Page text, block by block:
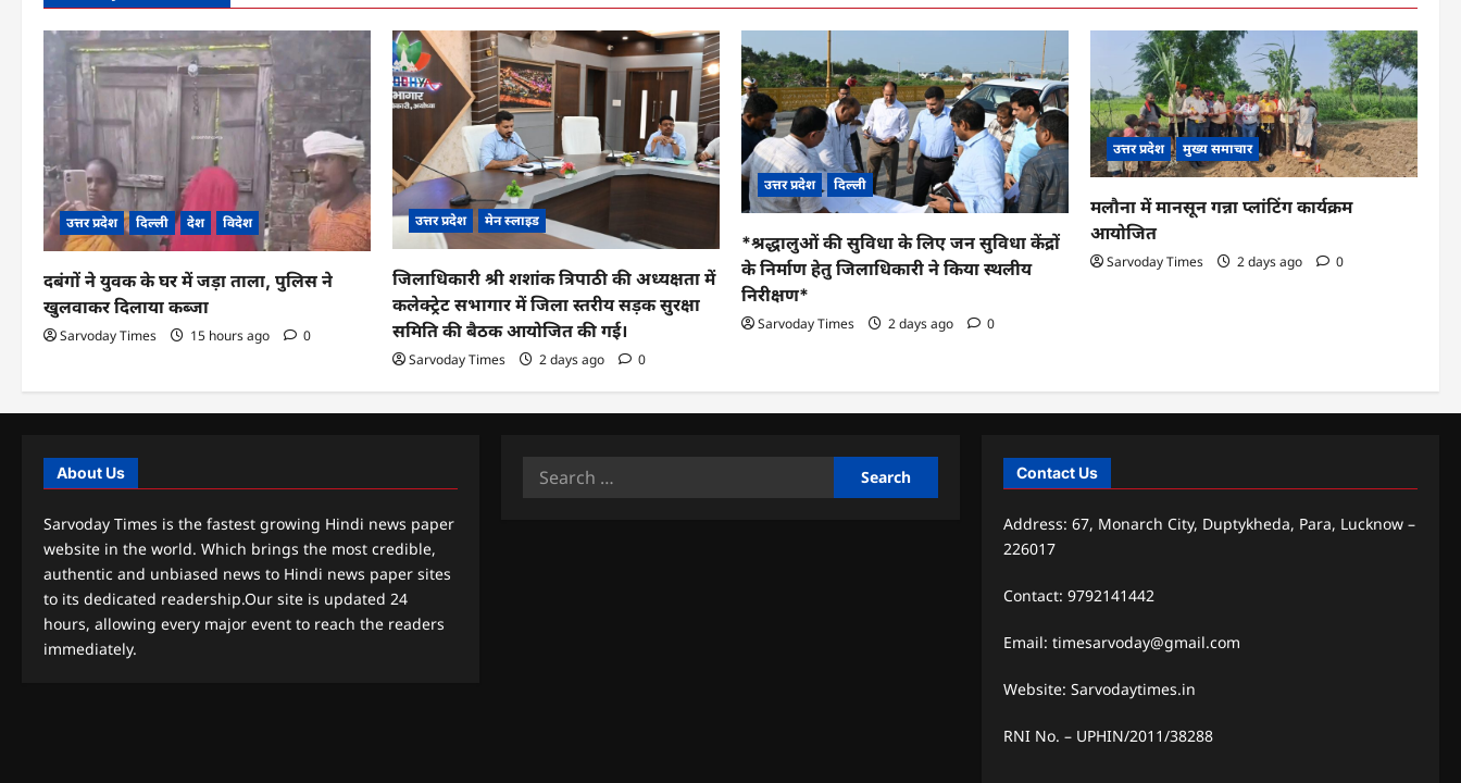
उत्तर प्रदेश दिल्ली देश विदेश
दबंगों ने युवक के घर में जड़ा ताला, पुलिस ने
खुलवाकर दिलाया कब्जा
Sarvoday Times 15 hours ago 0
उत्तर प्रदेश मेन स्लाइड
जिलाधिकारी श्री शशांक त्रिपाठी की अध्यक्षता में
कलेक्ट्रेट सभागार में जिला स्तरीय सड़क सुरक्षा
समिति की बैठक आयोजित की गई।
Sarvoday Times 2 days ago 0
उत्तर प्रदेश दिल्ली
*श्रद्धालुओं की सुविधा के लिए जन सुविधा केंद्रों
के निर्माण हेतु जिलाधिकारी ने किया स्थलीय
निरीक्षण*
Sarvoday Times 2 days ago 0
उत्तर प्रदेश मुख्य समाचार
मलौना में मानसून गन्ना प्लांटिंग कार्यक्रम
आयोजित
Sarvoday Times 2 days ago 0
About Us
Sarvoday Times is the fastest growing Hindi news paper
website in the world. Which brings the most credible,
authentic and unbiased news to Hindi news paper sites
to its dedicated readership.Our site is updated 24
hours, allowing every major event to reach the readers
immediately.
Search
Contact Us
Address: 67, Monarch City, Duptykheda, Para, Lucknow –
226017
Contact: 9792141442
Email: timesarvoday@gmail.com
Website: Sarvodaytimes.in
RNI No. – UPHIN/2011/38288